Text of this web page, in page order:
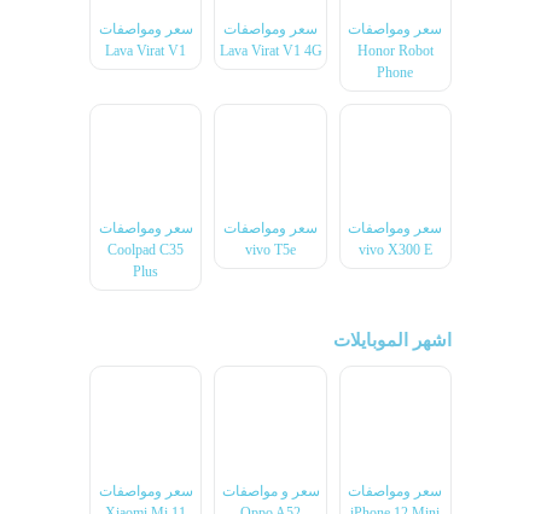
سعر ومواصفات
Honor Robot
Phone
سعر ومواصفات
Lava Virat V1 4G
سعر ومواصفات
Lava Virat V1
سعر ومواصفات
vivo X300 E
سعر ومواصفات
vivo T5e
سعر ومواصفات
Coolpad C35
Plus
اشهر الموبايلات
سعر ومواصفات
سعر و مواصفات
سعر ومواصفات